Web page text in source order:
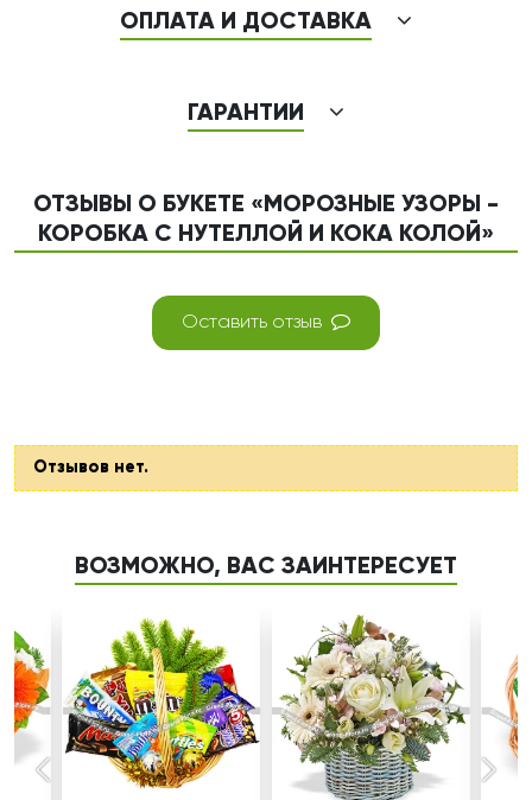
ОПЛАТА И ДОСТАВКА
ГАРАНТИИ
ОТЗЫВЫ О БУКЕТЕ «МОРОЗНЫЕ УЗОРЫ -
КОРОБКА С НУТЕЛЛОЙ И КОКА КОЛОЙ»
Оставить отзыв
Отзывов нет.
ВОЗМОЖНО, ВАС ЗАИНТЕРЕСУЕТ